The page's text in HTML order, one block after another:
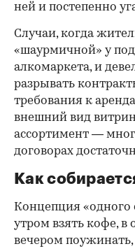
ней и постепенно
Случаи, когда
«шаурмичной» у
алкомаркета, и
разрывать
требования к
внешний вид
ассортимент —
договорах
Как
Концепция «одного
утром взять кофе, в
вечером поужинать,